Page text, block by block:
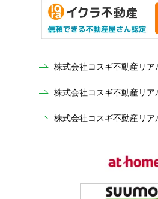
株式会社コスギ不動産リ
株式会社コスギ不動産リ
株式会社コスギ不動産リ